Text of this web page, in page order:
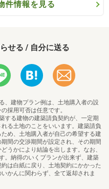
件情報を見る
せる / 自分に送る
、建物プラン例は、土地購入者の設
採用可否は任意です。
する建物の建築請負契約が、一定期
る土地のことをいいます。建築請負
め、土地購入者が自己の希望する建
間の交渉期間が設定され、その期間
うかにより結論を出します。なお、
。納得のいくプランが出来ず、建築
は白紙に戻り、土地契約にかかった
かんに関わらず、全て返却されま